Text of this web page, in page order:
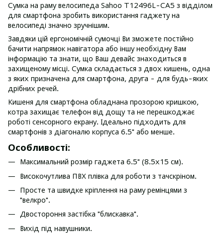
Сумка на раму велосипеда Sahoo T12496L-CA5 з відділом
для смартфона зробить використання гаджету на
велосипеді значно зручнішим.
Завдяки цій ергономічній сумочці Ви зможете постійно
бачити напрямок навігатора або іншу необхідну Вам
інформацію та знати, що Ваш девайс знаходиться в
захищеному місці. Сумка складається з двох кишень, одна
з яких призначена для смартфона, друга - для будь-яких
дрібних речей.
Кишеня для смартфона обладнана прозорою кришкою,
котра захищає телефон від дощу та не перешкоджає
роботі сенсорного екрану. Ідеально підходить для
смартфонів з діагоналю корпуса 6.5" або менше.
Особливості:
Максимальний розмір гаджета 6.5" (8.5x15 см).
Високочутлива ПВХ плівка для роботи з тачскріном.
Просте та швидке кріплення на раму ремінцями з
"велкро".
Двостороння застібка "блискавка".
Вихід під навушники.